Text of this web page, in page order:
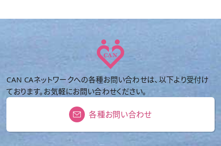
CAN CAネットワークへの各種お問い合わせは、以下より受付け
ております。お気軽にお問い合わせください。
各種お問い合わせ